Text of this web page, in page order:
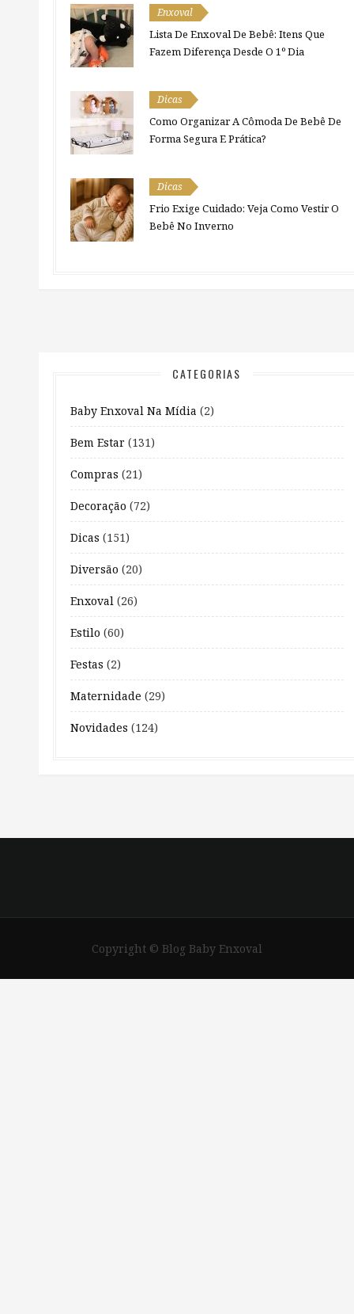
Enxoval
Lista De Enxoval De Bebê: Itens Que
Fazem Diferença Desde O 1º Dia
Dicas
Como Organizar A Cômoda De Bebê De
Forma Segura E Prática?
Dicas
Frio Exige Cuidado: Veja Como Vestir O
Bebê No Inverno
CATEGORIAS
Baby Enxoval Na Mídia (2)
Bem Estar (131)
Compras (21)
Decoração (72)
Dicas (151)
Diversão (20)
Enxoval (26)
Estilo (60)
Festas (2)
Maternidade (29)
Novidades (124)
Copyright © Blog Baby Enxoval